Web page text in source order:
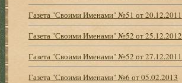
Газета "Своими Именами" №51 от 20.12.2011
Газета "Своими Именами" №52 от 25.12.2012
Газета "Своими Именами" №52 от 27.12.2011
Газета "Своими Именами" №6 от 05.02.2013